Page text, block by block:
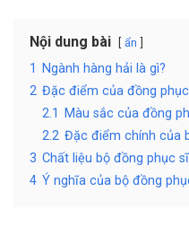
Nội dung bài ẩn
1
Ngành hàng hải là gì?
2 Đặc điểm của đồng
2.1
Màu sắc của đồng
2.2 Đặc điểm chính của
3 Chất liệu bộ đồng phục
4 Ý nghĩa của bộ đồng